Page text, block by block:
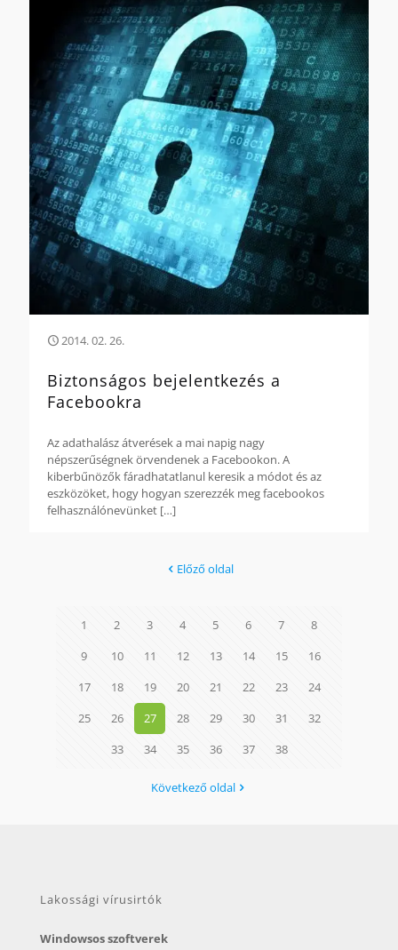
2014. 02. 26.
Biztonságos bejelentkezés a
Facebookra
Az adathalász átverések a mai napig nagy
népszerűségnek örvendenek a Facebookon. A
kiberbűnözők fáradhatatlanul keresik a módot és az
eszközöket, hogy hogyan szerezzék meg facebookos
felhasználónevünket […]
Előző oldal
1 2 3 4 5 6 7
8
9
10 11 12 13 14 15
16
17
18 19 20 21 22 23
24
25
26 27 28 29 30 31
32
33
34 35 36 37 38
Következő oldal
Lakossági vírusirtók
Windowsos szoftverek